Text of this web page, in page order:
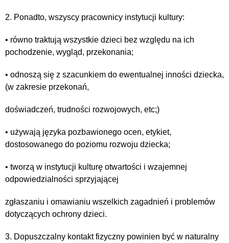
2. Ponadto, wszyscy pracownicy instytucji kultury:
• równo traktują wszystkie dzieci bez względu na ich
pochodzenie, wygląd, przekonania;
• odnoszą się z szacunkiem do ewentualnej inności dziecka,
(w zakresie przekonań,
doświadczeń, trudności rozwojowych, etc;)
• używają języka pozbawionego ocen, etykiet,
dostosowanego do poziomu rozwoju dziecka;
• tworzą w instytucji kulturę otwartości i wzajemnej
odpowiedzialności sprzyjającej
zgłaszaniu i omawianiu wszelkich zagadnień i problemów
dotyczących ochrony dzieci.
3. Dopuszczalny kontakt fizyczny powinien być w naturalny